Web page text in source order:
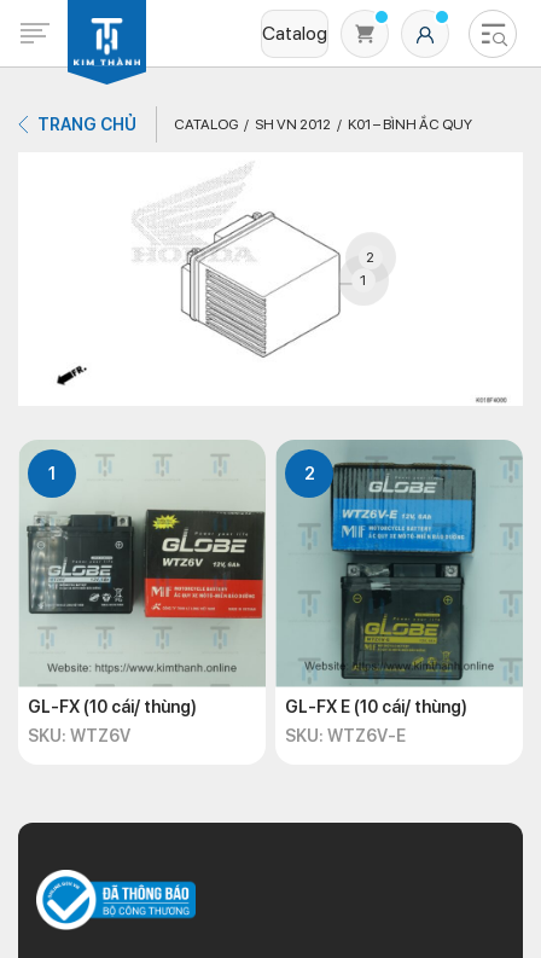
Catalog
Không có sản phẩm nào trong giỏ hàng
TRANG CHỦ CATALOG SH VN 2012 K01 – BÌNH ẮC QUY
1
2
1
GL-FX (10 cái/ thùng)
SKU: WTZ6V
2
GL-FX E (10 cái/ thùng)
SKU: WTZ6V-E